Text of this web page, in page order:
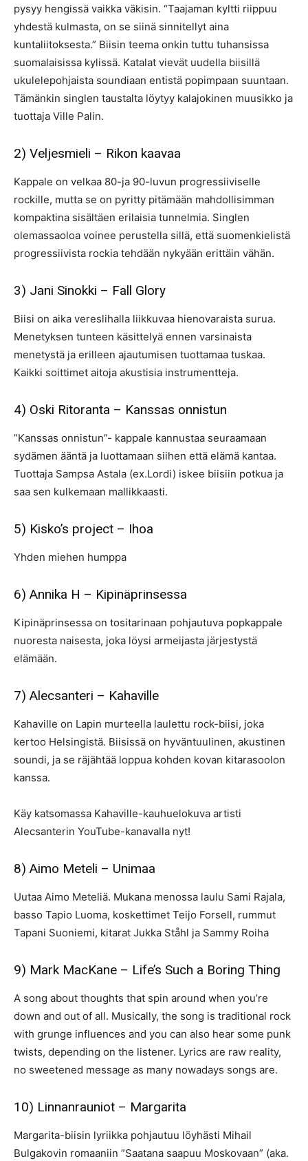
pysyy hengissä vaikka väkisin. “Taajaman kyltti riippuu
yhdestä kulmasta, on se siinä sinnitellyt aina
kuntaliitoksesta.” Biisin teema onkin tuttu tuhansissa
suomalaisissa kylissä. Katalat vievät uudella biisillä
ukulelepohjaista soundiaan entistä popimpaan suuntaan.
Tämänkin singlen taustalta löytyy kalajokinen muusikko ja
tuottaja Ville Palin.
2) Veljesmieli – Rikon kaavaa
Kappale on velkaa 80-ja 90-luvun progressiiviselle
rockille, mutta se on pyritty pitämään mahdollisimman
kompaktina sisältäen erilaisia tunnelmia. Singlen
olemassaoloa voinee perustella sillä, että suomenkielistä
progressiivista rockia tehdään nykyään erittäin vähän.
3) Jani Sinokki – Fall Glory
Biisi on aika vereslihalla liikkuvaa hienovaraista surua.
Menetyksen tunteen käsittelyä ennen varsinaista
menetystä ja erilleen ajautumisen tuottamaa tuskaa.
Kaikki soittimet aitoja akustisia instrumentteja.
4) Oski Ritoranta – Kanssas onnistun
”Kanssas onnistun”- kappale kannustaa seuraamaan
sydämen ääntä ja luottamaan siihen että elämä kantaa.
Tuottaja Sampsa Astala (ex.Lordi) iskee biisiin potkua ja
saa sen kulkemaan mallikkaasti.
5) Kisko’s project – Ihoa
Yhden miehen humppa
6) Annika H – Kipinäprinsessa
Kipinäprinsessa on tositarinaan pohjautuva popkappale
nuoresta naisesta, joka löysi armeijasta järjestystä
elämään.
7) Alecsanteri – Kahaville
Kahaville on Lapin murteella laulettu rock-biisi, joka
kertoo Helsingistä. Biisissä on hyväntuulinen, akustinen
soundi, ja se räjähtää loppua kohden kovan kitarasoolon
kanssa.
Käy katsomassa Kahaville-kauhuelokuva artisti
Alecsanterin YouTube-kanavalla nyt!
8) Aimo Meteli – Unimaa
Uutaa Aimo Meteliä. Mukana menossa laulu Sami Rajala,
basso Tapio Luoma, koskettimet Teijo Forsell, rummut
Tapani Suoniemi, kitarat Jukka Ståhl ja Sammy Roiha
9) Mark MacKane – Life’s Such a Boring Thing
A song about thoughts that spin around when you’re
down and out of all. Musically, the song is traditional rock
with grunge influences and you can also hear some punk
twists, depending on the listener. Lyrics are raw reality,
no sweetened message as many nowadays songs are.
10) Linnanrauniot – Margarita
Margarita-biisin lyriikka pohjautuu löyhästi Mihail
Bulgakovin romaaniin ”Saatana saapuu Moskovaan” (aka.